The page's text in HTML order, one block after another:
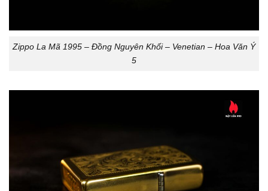
Zippo La Mã 1995 – Đồng Nguyên Khối – Venetian – Hoa Văn Ý
5